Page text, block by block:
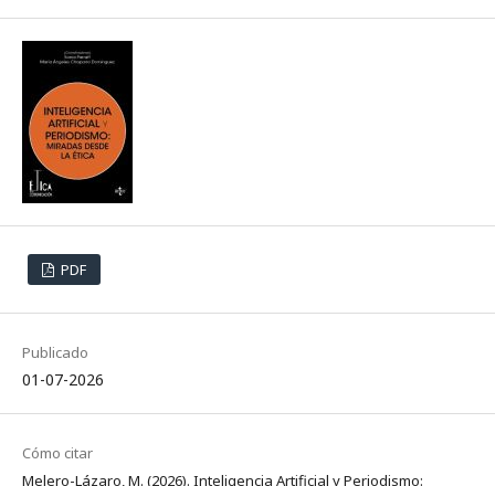
PDF
Publicado
01-07-2026
Cómo citar
Melero-Lázaro, M. (2026). Inteligencia Artificial y Periodismo: